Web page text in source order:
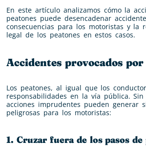
En este artículo analizamos cómo la
peatones puede desencadenar
consecuencias para los motoristas y la
legal de los peatones en estos casos.
Accidentes provocados por
Los peatones, al igual que los
responsabilidades en la vía pública. Sin
acciones imprudentes pueden generar
peligrosas para los motoristas:
1. Cruzar fuera de los pasos de